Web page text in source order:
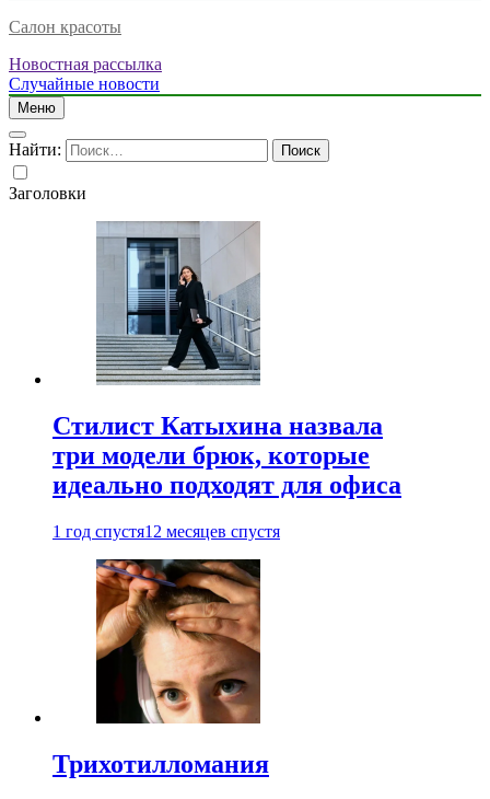
Салон красоты
Новостная рассылка
Случайные новости
Меню
Найти:
Заголовки
Стилист Катыхина назвала
три модели брюк, которые
идеально подходят для офиса
1 год спустя12 месяцев спустя
Трихотилломания